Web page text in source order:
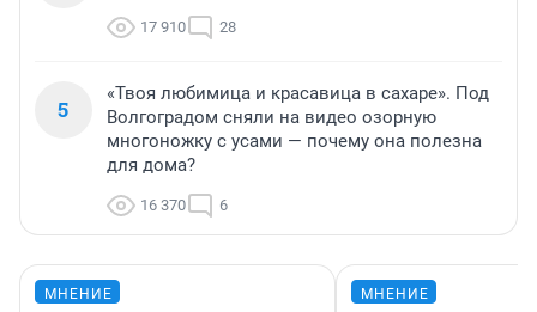
17 910 28
5
«Твоя любимица и красавица в сахаре». Под
Волгоградом сняли на видео озорную
многоножку с усами — почему она полезна
для дома?
16 370 6
МНЕНИЕ МНЕНИЕ